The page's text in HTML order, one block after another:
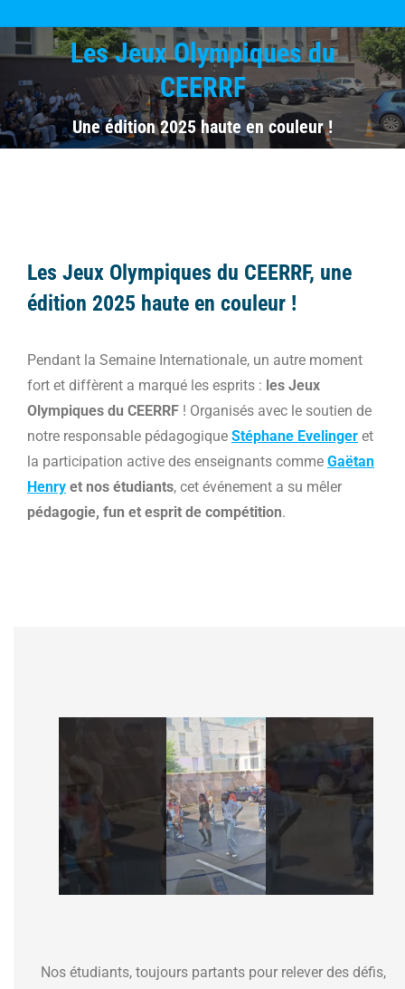
Les Jeux Olympiques du
CEERRF
Une édition 2025 haute en couleur !
Vous êtes ici :
Les Jeux Olympiques du CEERRF, une
édition 2025 haute en couleur !
Pendant la Semaine Internationale, un autre moment
fort et diffèrent a marqué les esprits : les Jeux
Olympiques du CEERRF ! Organisés avec le soutien de
notre responsable pédagogique Stéphane Evelinger et
la participation active des enseignants comme Gaëtan
Henry et nos étudiants, cet événement a su mêler
pédagogie, fun et esprit de compétition.
Nos étudiants, toujours partants pour relever des défis,